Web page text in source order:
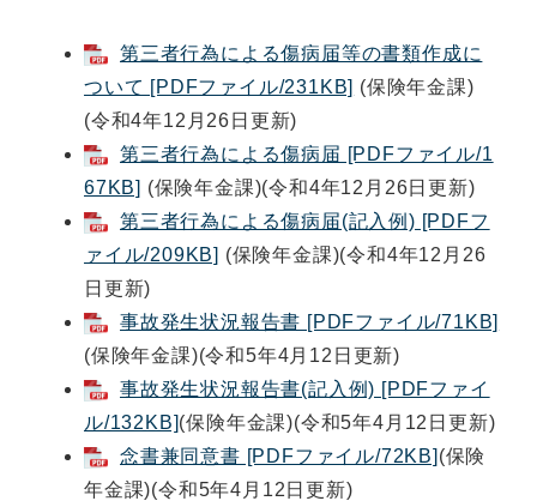
第三者行為による傷病届等の書類作成に
ついて [PDFファイル/231KB] (保険年金課)
(令和4年12月26日更新)
第三者行為による傷病届 [PDFファイル/1
67KB] (保険年金課)(令和4年12月26日更新)
第三者行為による傷病届(記入例) [PDFフ
ァイル/209KB] (保険年金課)(令和4年12月26
日更新)
事故発生状況報告書 [PDFファイル/71KB]
(保険年金課)(令和5年4月12日更新)
事故発生状況報告書(記入例) [PDFファイ
ル/132KB](保険年金課)(令和5年4月12日更新)
念書兼同意書 [PDFファイル/72KB] (保険
年金課)(令和5年4月12日更新)